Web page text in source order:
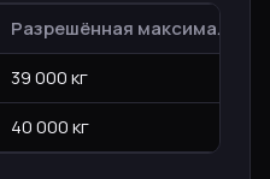
Разрешённая
39 000 кг
40 000 кг